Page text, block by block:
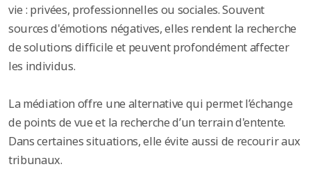
vie : privées, professionnelles ou sociales. Souvent
sources d'émotions négatives, elles rendent la recherche
de solutions difficile et peuvent profondément affecter
les individus.
La médiation offre une alternative qui permet l’échange
de points de vue et la recherche d’un terrain d'entente.
Dans certaines situations, elle évite aussi de recourir aux
tribunaux.